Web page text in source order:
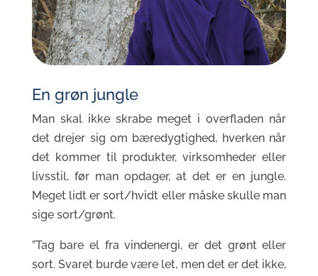
En grøn jungle
Man skal ikke skrabe meget i overfladen når
det drejer sig om bæredygtighed, hverken når
det kommer til produkter, virksomheder eller
livsstil, før man opdager, at det er en jungle.
Meget lidt er sort/hvidt eller måske skulle man
sige sort/grønt.
”Tag bare el fra vindenergi, er det grønt eller
sort. Svaret burde være let, men det er det ikke,